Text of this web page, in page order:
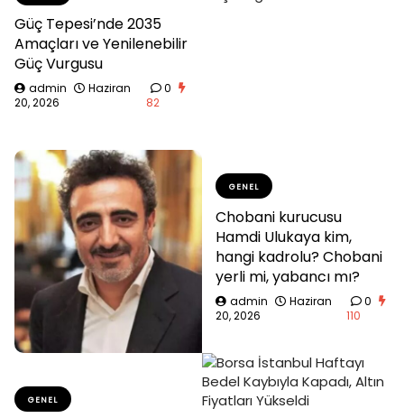
Güç Tepesi’nde 2035
Amaçları ve Yenilenebilir
Güç Vurgusu
admin
Haziran
20, 2026
0
82
GENEL
Chobani kurucusu
Hamdi Ulukaya kim,
hangi kadrolu? Chobani
yerli mi, yabancı mı?
admin
Haziran
20, 2026
0
110
GENEL